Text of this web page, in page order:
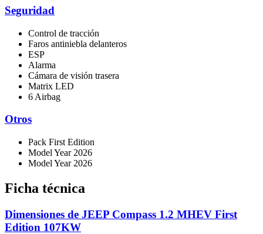
Seguridad
Control de tracción
Faros antiniebla delanteros
ESP
Alarma
Cámara de visión trasera
Matrix LED
6 Airbag
Otros
Pack First Edition
Model Year 2026
Model Year 2026
Ficha técnica
Dimensiones de JEEP Compass 1.2 MHEV First
Edition 107KW